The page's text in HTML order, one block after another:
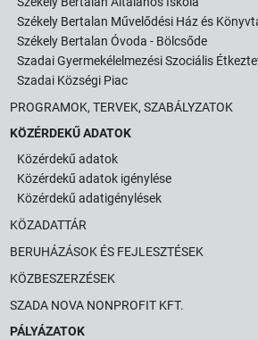
Székely Bertalan Művelődési Ház és
Székely Bertalan Óvoda - Bölcsőde
Szadai Gyermekélelmezési Szociális
Szadai Községi Piac
PROGRAMOK, TERVEK, SZABÁLYZATOK
KÖZÉRDEKŰ ADATOK
Közérdekű adatok
Közérdekű adatok igénylése
Közérdekű adatigénylések
KÖZADATTÁR
BERUHÁZÁSOK ÉS FEJLESZTÉSEK
KÖZBESZERZÉSEK
SZADA NOVA NONPROFIT KFT.
PÁLYÁZATOK